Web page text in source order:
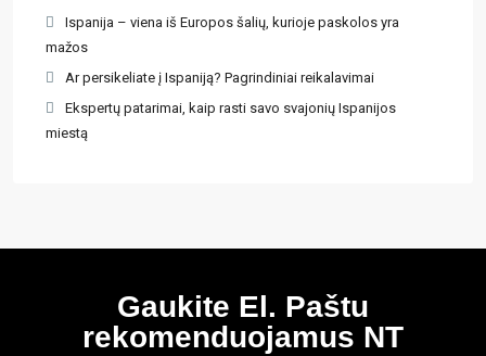
Ispanija – viena iš Europos šalių, kurioje paskolos yra
mažos
Ar persikeliate į Ispaniją? Pagrindiniai reikalavimai
Ekspertų patarimai, kaip rasti savo svajonių Ispanijos
miestą
Gaukite El. Paštu
rekomenduojamus NT